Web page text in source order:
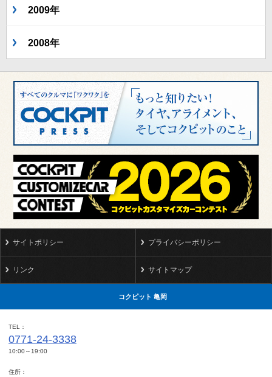
2009年
2008年
サイトポリシー プライバシーポリシー
リンク サイトマップ
コクピット 亀岡
TEL
0771-24-3338
10:00～19:00
住所